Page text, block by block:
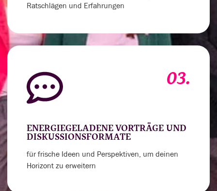
Ratschlägen und Erfahrungen
03.
ENERGIEGELADENE VORTRÄGE UND
DISKUSSIONSFORMATE
für frische Ideen und Perspektiven, um deinen
Horizont zu erweitern